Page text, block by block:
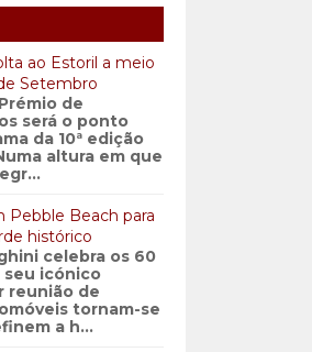
ao Estoril a meio
Setembro
de
será o ponto
da 10ª edição
altura em que
Pebble Beach para
histórico
celebra os 60
seu icónico
reunião de
tornam-se
a h...